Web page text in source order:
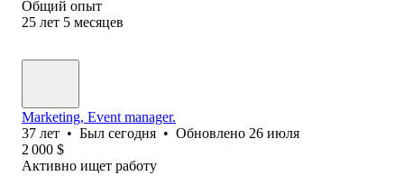
Общий опыт
25 лет 5 месяцев
Marketing, Event manager.
37 лет • Был сегодня • Обновлено 26 июля
2 000 $
Активно ищет работу